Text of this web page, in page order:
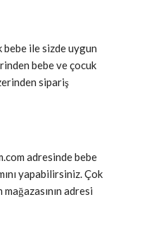
bebe ile sizde uygun
bebe ve çocuk
sipariş
adresinde bebe
yapabilirsiniz. Çok
adresi